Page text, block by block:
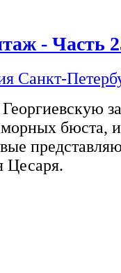
- Часть
Санкт-
бюста,
Цесаря.